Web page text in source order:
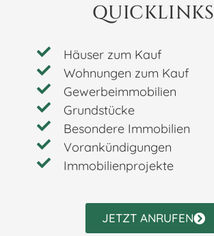
QUICKLINKS
Häuser zum Kauf
Wohnungen zum Kauf
Gewerbeimmobilien
Grundstücke
Besondere Immobilien
Vorankündigungen
Immobilienprojekte
JETZT ANRUFEN